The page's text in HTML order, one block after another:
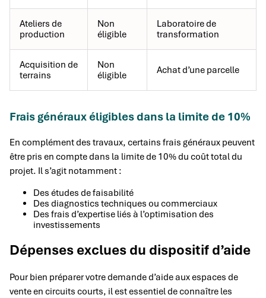
Ateliers de
production
Non
éligible
Laboratoire de
transformation
Acquisition de
terrains
Non
éligible
Achat d’une parcelle
Frais généraux éligibles dans la limite de 10%
En complément des travaux, certains frais généraux peuvent
être pris en compte dans la limite de 10% du coût total du
projet. Il s’agit notamment :
Des études de faisabilité
Des diagnostics techniques ou commerciaux
Des frais d’expertise liés à l’optimisation des
investissements
Dépenses exclues du dispositif d’aide
Pour bien préparer votre demande d’aide aux espaces de
vente en circuits courts, il est essentiel de connaître les